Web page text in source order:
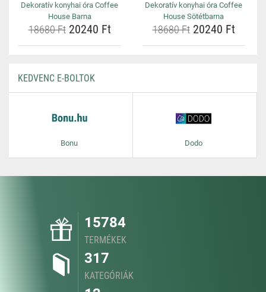
Dekoratív konyhai óra Coffee
House Barna
18680 Ft20240 Ft
Dekoratív konyhai óra Coffee
House Sötétbarna
18680 Ft20240 Ft
KEDVENC E-BOLTOK
Bonu Dodo
15784
TERMÉKEK
317
KATEGÓRIÁK